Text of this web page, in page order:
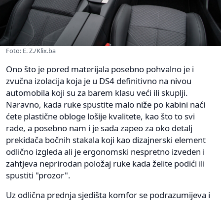
Foto: E. Z./Klix.ba
Ono što je pored materijala posebno pohvalno je i
zvučna izolacija koja je u DS4 definitivno na nivou
automobila koji su za barem klasu veći ili skuplji.
Naravno, kada ruke spustite malo niže po kabini naći
ćete plastične obloge lošije kvalitete, kao što to svi
rade, a posebno nam i je sada zapeo za oko detalj
prekidača bočnih stakala koji kao dizajnerski element
odlično izgleda ali je ergonomski nespretno izveden i
zahtjeva neprirodan položaj ruke kada želite podići ili
spustiti "prozor".
Uz odlična prednja sjedišta komfor se podrazumijeva i